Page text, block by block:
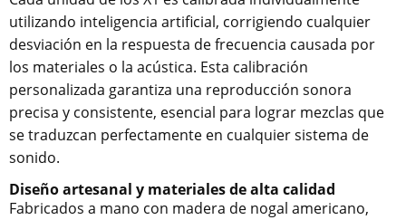
utilizando inteligencia artificial, corrigiendo cualquier
desviación en la respuesta de frecuencia causada por
los materiales o la acústica. Esta calibración
personalizada garantiza una reproducción sonora
precisa y consistente, esencial para lograr mezclas que
se traduzcan perfectamente en cualquier sistema de
sonido.
Diseño artesanal y materiales de alta calidad
Fabricados a mano con madera de nogal americano,